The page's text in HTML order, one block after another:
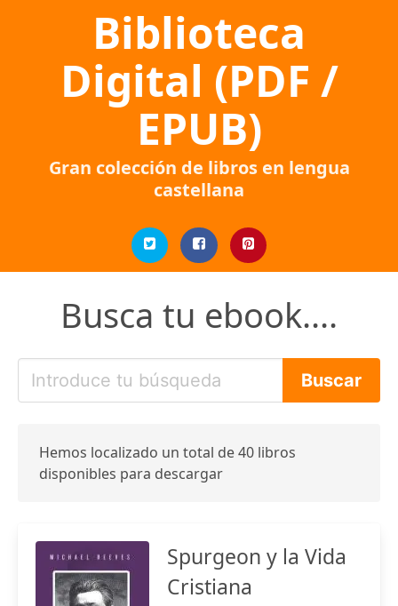
Biblioteca
Digital (PDF /
EPUB)
Gran colección de libros en lengua
castellana
Busca tu ebook....
Hemos localizado un total de 40 libros
disponibles para descargar
Spurgeon y la Vida
Cristiana